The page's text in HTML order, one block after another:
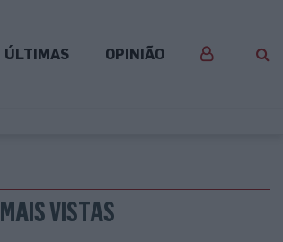
ÚLTIMAS OPINIÃO
MAIS VISTAS